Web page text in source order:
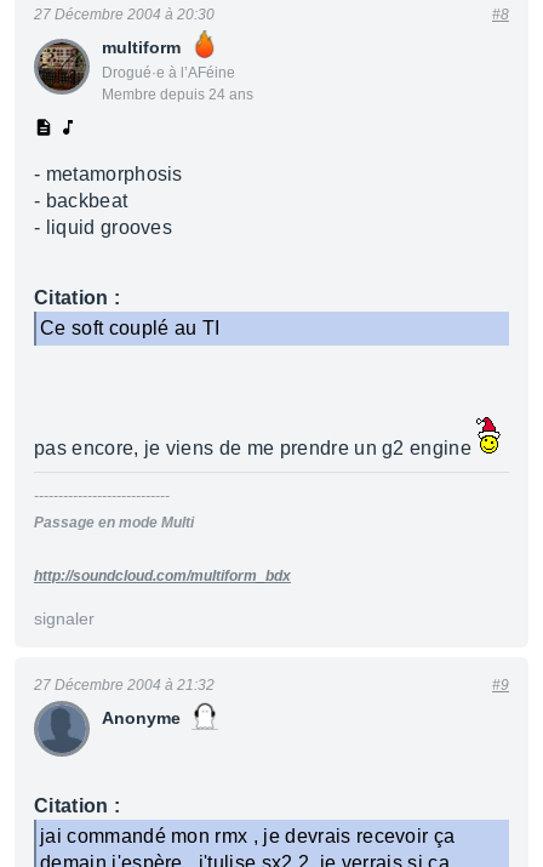
multiform
Drogué·e à l’AFéine
Membre depuis 24 ans
27 Décembre 2004 à 20:30 #8
- metamorphosis
- backbeat
- liquid grooves
Citation :
Ce soft couplé au TI
pas encore, je viens de me prendre un g2 engine
----------------------------
Passage en mode Multi
http://soundcloud.com/multiform_bdx
signaler
Anonyme
27 Décembre 2004 à 21:32 #9
Citation :
jai commandé mon rmx , je devrais recevoir ça
demain j'espère , j'tulise sx2.2, je verrais si ça